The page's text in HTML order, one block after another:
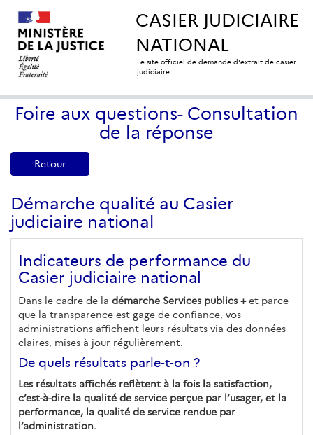
CASIER JUDICIAIRE
NATIONAL
Le site officiel de demande d'extrait de casier
judiciaire
Foire aux questions- Consultation
de la réponse
Retour
Démarche qualité au Casier
judiciaire national
Indicateurs de performance du
Casier judiciaire national
Dans le cadre de la démarche Services publics +et parce
que la transparence est gage de confiance, vos
administrations affichent leurs résultats via des données
claires, mises à jour régulièrement.
De quels résultats parle-t-on ?
Les résultats affichés reflètent à la fois la satisfaction,
c’est-à-dire la qualité de service perçue par l’usager, et la
performance, la qualité de service rendue par
l’administration.